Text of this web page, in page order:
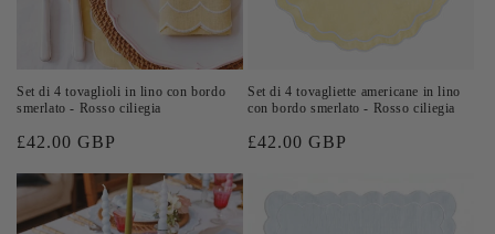
Set di 4 tovaglioli in lino con bordo
smerlato - Rosso ciliegia
Prezzo
listino
£42.00 GBP
Set di 4 tovagliette americane in lino
con bordo smerlato - Rosso ciliegia
Prezzo
£42.00 GBP